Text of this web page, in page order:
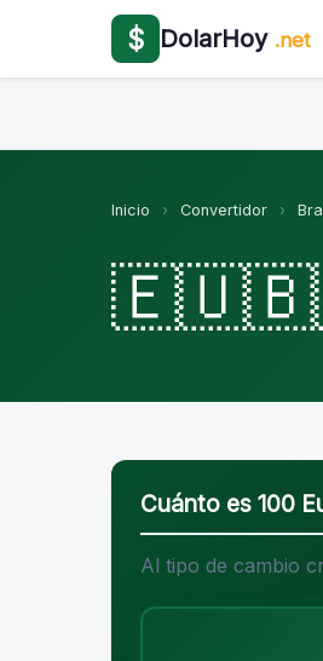
$ DolarHoy .net
Inicio › Convertidor ›
Cuánto es 100
Al tipo de cambio